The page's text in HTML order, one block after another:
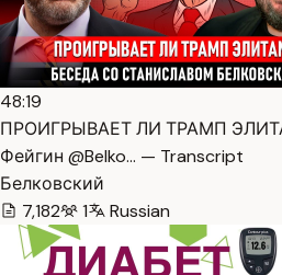
48:19
ПРОИГРЫВАЕТ ЛИ ТРАМП
Фейгин @Belko… — Transcript
Белковский
7,182
1 Russian